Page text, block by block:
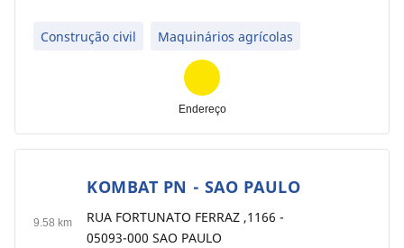
Construção civil Maquinários agrícolas
Endereço
9.58 km
KOMBAT PN - SAO PAULO
RUA FORTUNATO FERRAZ ,1166 -
05093-000 SAO PAULO